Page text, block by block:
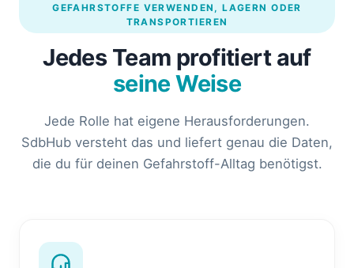
GEFAHRSTOFFE VERWENDEN, LAGERN ODER
TRANSPORTIEREN
Jedes Team profitiert auf
seine Weise
Jede Rolle hat eigene Herausforderungen.
SdbHub versteht das und liefert genau die Daten,
die du für deinen Gefahrstoff-Alltag benötigst.